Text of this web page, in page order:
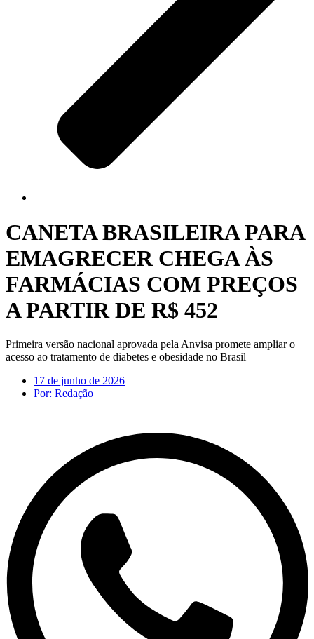
CANETA BRASILEIRA PARA
EMAGRECER CHEGA ÀS
FARMÁCIAS COM PREÇOS
A PARTIR DE R$ 452
Primeira versão nacional aprovada pela Anvisa promete ampliar o
acesso ao tratamento de diabetes e obesidade no Brasil
17 de junho de 2026
Por: Redação